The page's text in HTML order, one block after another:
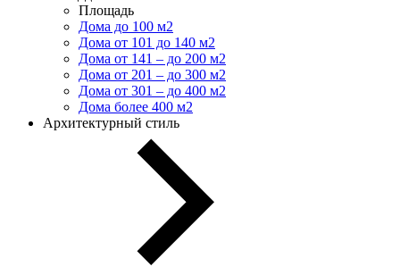
Площадь
Дома до 100 м2
Дома от 101 до 140 м2
Дома от 141 – до 200 м2
Дома от 201 – до 300 м2
Дома от 301 – до 400 м2
Дома более 400 м2
Архитектурный стиль